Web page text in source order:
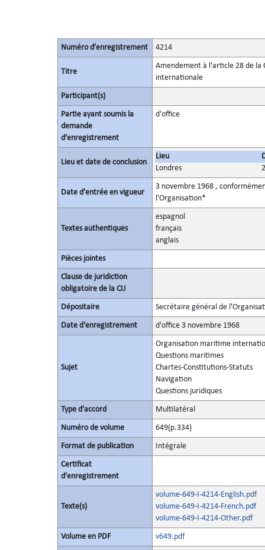
Numéro d’enregistrement 4214
Titre
Amendement à l'article 28 de
internationale
Participant(s)
Partie ayant soumis la
demande
d’enregistrement
d'office
Lieu et date de conclusion
Lieu
Londres
Date d’entrée en vigueur
3 novembre 1968 ,
l'Organisation*
Textes authentiques
espagnol
français
anglais
Pièces jointes
Clause de juridiction
obligatoire de la CIJ
Dépositaire Secrétaire général de
Date d'enregistrement d'office 3 novembre 1968
Sujet
Organisation maritime
Questions maritimes
Chartes-Constitutions-Statuts
Navigation
Questions juridiques
Type d’accord Multilatéral
Numéro de volume 649(p.334)
Format de publication Intégrale
Certificat
d’enregistrement
Texte(s)
volume-649-I-4214-English.pdf
volume-649-I-4214-French.pdf
volume-649-I-4214-Other.pdf
Volume en PDF v649.pdf